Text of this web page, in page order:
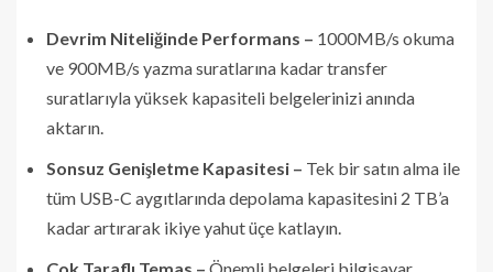
Devrim Niteliğinde Performans – 1000MB/s okuma
ve 900MB/s yazma suratlarına kadar transfer
suratlarıyla yüksek kapasiteli belgelerinizi anında
aktarın.
Sonsuz Genişletme Kapasitesi – Tek bir satın alma ile
tüm USB-C aygıtlarında depolama kapasitesini 2 TB’a
kadar artırarak ikiye yahut üçe katlayın.